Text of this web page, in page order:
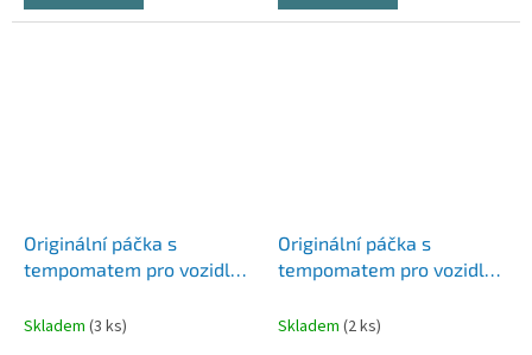
Originální páčka s
tempomatem pro vozidla
T6 (15-20)
Skladem (3 ks)
Originální páčka s
tempomatem pro vozidla
T6 (15-20)
Skladem (2 ks)